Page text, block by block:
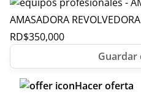
AMASADORA REVOLVEDORA
RD$350,000
Hacer oferta